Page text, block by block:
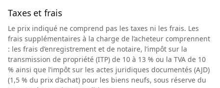
Taxes et frais
Le prix indiqué ne comprend pas les taxes ni les frais. Les
frais supplémentaires à la charge de l’acheteur comprennent
: les frais d’enregistrement et de notaire, l’impôt sur la
transmission de propriété (ITP) de 10 à 13 % ou la TVA de 10
% ainsi que l’impôt sur les actes juridiques documentés (AJD)
(1,5 % du prix d’achat) pour les biens neufs, sous réserve du